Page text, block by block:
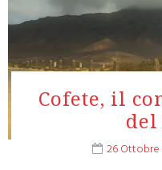
Cofete, il
del
26 Ottobre